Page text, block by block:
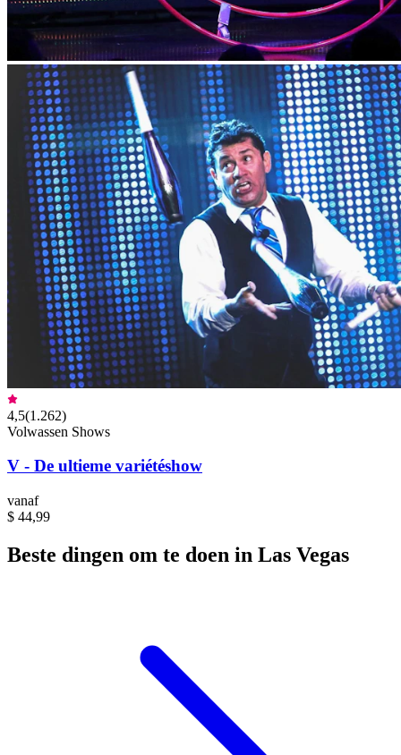
4,5(1.262)
Volwassen Shows
V - De ultieme variétéshow
vanaf
$ 44,99
Beste dingen om te doen in Las Vegas